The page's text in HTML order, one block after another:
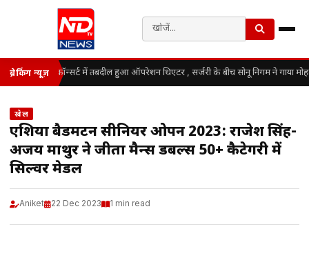
ब्रेकिंग न्यूज़ कॉन्सर्ट में तबदील हुआ ऑपरेशन थिएटर , सर्जरी के बीच सोनू निगम ने गाया
खेल
एशिया बैडमिंटन सीनियर ओपन 2023: राजेश सिंह-
अजय माथुर ने जीता मैन्स डबल्स 50+ कैटेगरी में
सिल्वर मेडल
Aniket 22 Dec 2023 1 min read